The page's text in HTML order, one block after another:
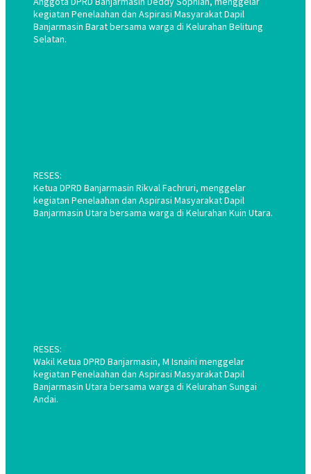
kegiatan Penelaahan dan Aspirasi Masyarakat Dapil
Banjarmasin Barat bersama warga di Kelurahan Belitung
Selatan.
RESES:
Ketua DPRD Banjarmasin Rikval Fachruri, menggelar
kegiatan Penelaahan dan Aspirasi Masyarakat Dapil
Banjarmasin Utara bersama warga di Kelurahan Kuin Utara.
RESES:
Wakil Ketua DPRD Banjarmasin, M Isnaini menggelar
kegiatan Penelaahan dan Aspirasi Masyarakat Dapil
Banjarmasin Utara bersama warga di Kelurahan Sungai
Andai.